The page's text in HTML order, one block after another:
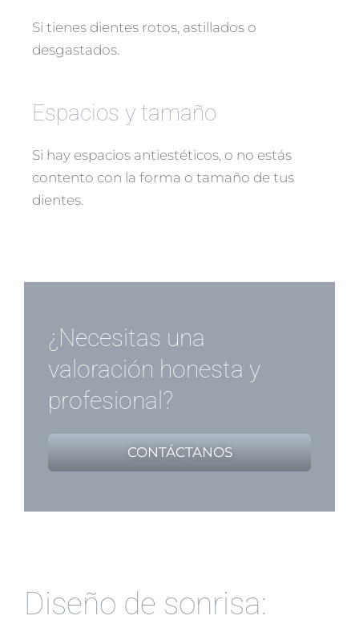
Si tienes dientes rotos, astillados o
desgastados.
Espacios y tamaño
Si hay espacios antiestéticos, o no estás
contento con la forma o tamaño de tus
dientes.
¿Necesitas una
valoración honesta y
profesional?
CONTÁCTANOS
Diseño de sonrisa: